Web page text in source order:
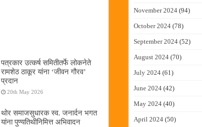
पत्रकार उत्कर्ष समितीतर्फे लोकनेते
रामशेठ ठाकूर यांना ‌‘जीवन गौरव‌’
प्रदान
20th May 2026
थोर समाजसुधारक स्व. जनार्दन भगत
यांना पुण्यतिथीनिमित्त अभिवादन
November 2024 (94)
October 2024 (78)
September 2024 (52)
August 2024 (70)
July 2024 (61)
June 2024 (42)
May 2024 (40)
April 2024 (50)